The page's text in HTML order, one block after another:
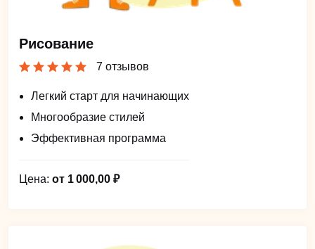
Рисование
7 отзывов
Легкий старт для начинающих
Многообразие стилей
Эффективная программа
Цена: от 1 000,00 ₽